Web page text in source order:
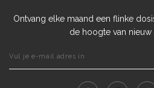
Ontvang elke maand een flinke
de hoogte van nieuw